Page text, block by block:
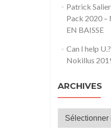
Patrick
Pack 2020 –
EN BAISSE
Can I help U.?
Nokillus
ARCHIVES
Archives